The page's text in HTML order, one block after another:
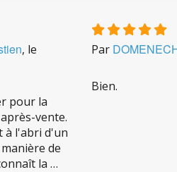
RFIGR
4 cartouches RFIGR. La
, le
pour la
vente.
à l'abri d'un
de
la …
Par
Bien.